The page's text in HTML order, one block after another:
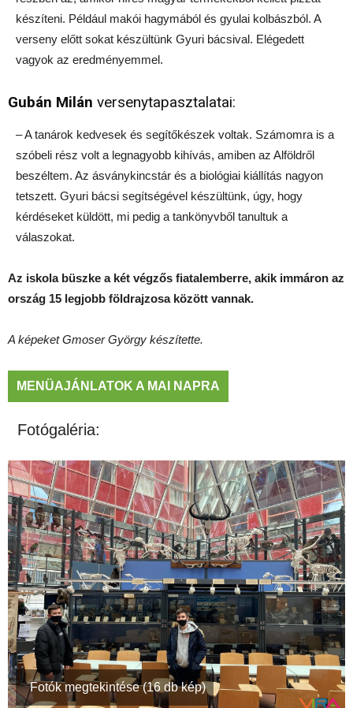
készíteni. Például makói hagymából és gyulai kolbászból. A
verseny előtt sokat készültünk Gyuri bácsival. Elégedett
vagyok az eredményemmel.
Gubán Milán versenytapasztalatai:
– A tanárok kedvesek és segítőkészek voltak. Számomra is a
szóbeli rész volt a legnagyobb kihívás, amiben az Alföldről
beszéltem. Az ásványkincstár és a biológiai kiállítás nagyon
tetszett. Gyuri bácsi segítségével készültünk, úgy, hogy
kérdéseket küldött, mi pedig a tankönyvből tanultuk a
válaszokat.
Az iskola büszke a két végzős fiatalemberre, akik immáron az
ország 15 legjobb földrajzosa között vannak.
A képeket Gmoser György készítette.
MENÜAJÁNLATOK A MAI NAPRA
Fotógaléria:
Fotók megtekintése (16 db kép)